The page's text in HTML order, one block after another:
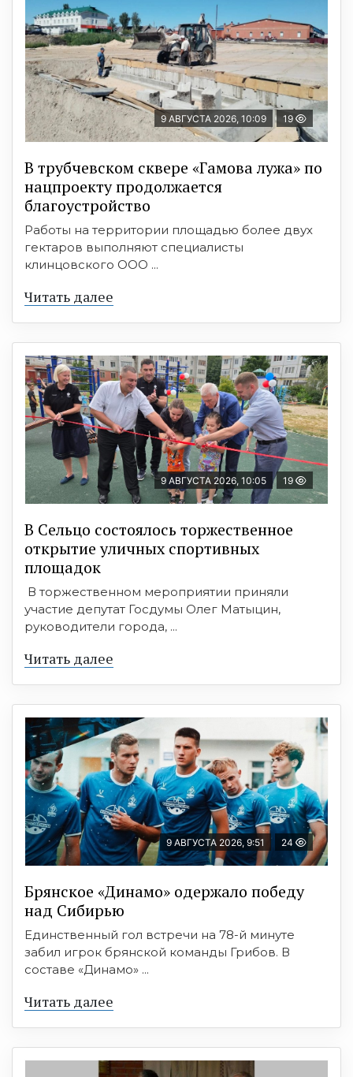
9 АВГУСТА 2026, 10:09 19
В трубчевском сквере «Гамова лужа» по
нацпроекту продолжается
благоустройство
Работы на территории площадью более двух
гектаров выполняют специалисты
клинцовского ООО ...
Читать далее
9 АВГУСТА 2026, 10:05 19
В Сельцо состоялось торжественное
открытие уличных спортивных
площадок
В торжественном мероприятии приняли
участие депутат Госдумы Олег Матыцин,
руководители города, ...
Читать далее
9 АВГУСТА 2026, 9:51 24
Брянское «Динамо» одержало победу
над Сибирью
Единственный гол встречи на 78-й минуте
забил игрок брянской команды Грибов. В
составе «Динамо» ...
Читать далее